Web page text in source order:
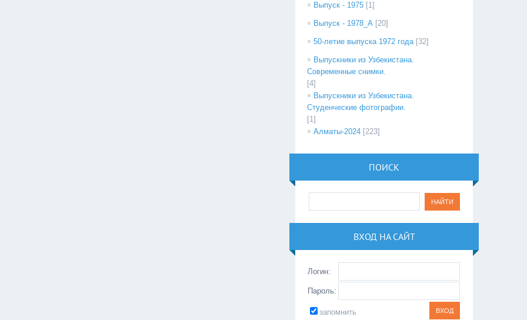
Выпуск - 1975 [1]
Выпуск - 1978_А [20]
50-летие выпуска 1972 года [32]
Выпускники из Узбекистана.
Современные снимки.
[4]
Выпускники из Узбекистана.
Студенческие фотографии.
[1]
Алматы-2024 [223]
ПОИСК
ВХОД НА САЙТ
Логин:
Пароль:
запомнить